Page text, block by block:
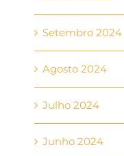
Setembro 2024
Agosto 2024
Julho 2024
Junho 2024